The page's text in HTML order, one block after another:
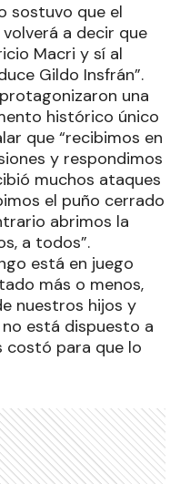
sostuvo que el
a decir que
Macri y sí al
Gildo Insfrán”.
una
histórico único
que “recibimos en
y respondimos
muchos ataques
el puño cerrado
abrimos la
a todos”.
está en juego
más o menos,
nuestros hijos y
está dispuesto a
costó para que lo